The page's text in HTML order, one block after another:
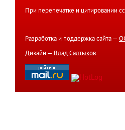
При перепечатке и цитировании
Разработка и поддержка сайта —
Дизайн — Влад Салтыков.